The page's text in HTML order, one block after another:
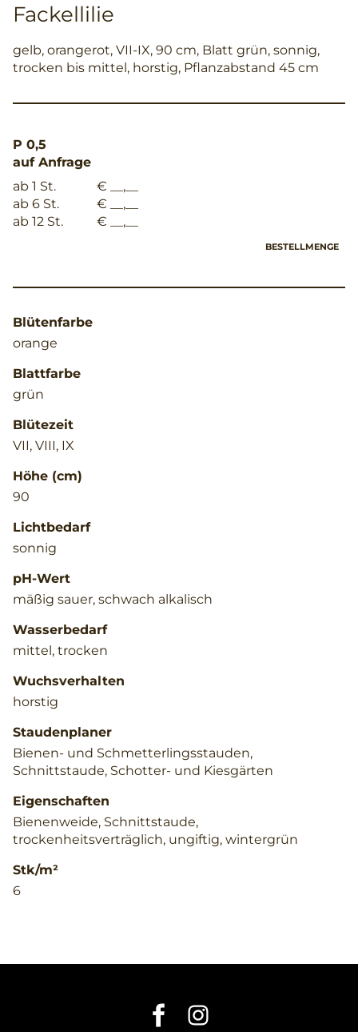
Fackellilie
gelb, orangerot, VII-IX, 90 cm, Blatt grün, sonnig,
trocken bis mittel, horstig, Pflanzabstand 45 cm
P 0,5
auf Anfrage
ab 1 St.
€ __,__
ab 6 St.
€ __,__
ab 12 St.
€ __,__
BESTELLMENGE
Blütenfarbe
orange
Blattfarbe
grün
Blütezeit
VII, VIII, IX
Höhe (cm)
90
Lichtbedarf
sonnig
pH-Wert
mäßig sauer, schwach alkalisch
Wasserbedarf
mittel, trocken
Wuchsverhalten
horstig
Staudenplaner
Bienen- und Schmetterlingsstauden,
Schnittstaude, Schotter- und Kiesgärten
Eigenschaften
Bienenweide, Schnittstaude,
trockenheitsverträglich, ungiftig, wintergrün
Stk/m²
6